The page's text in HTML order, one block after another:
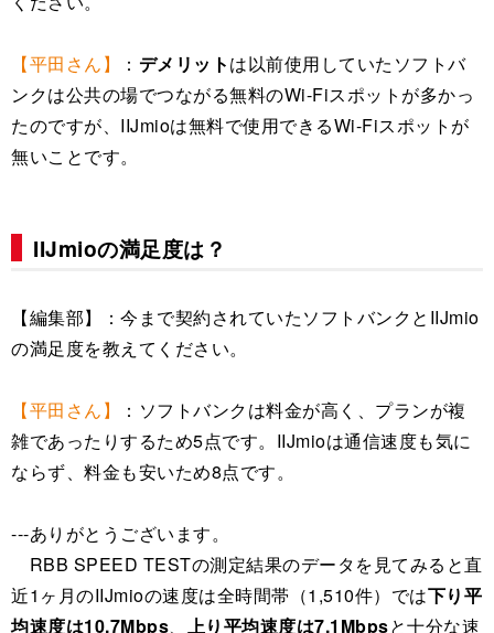
【平田さん】 ： デメリットは以前使用していたソフトバ
ンクは公共の場でつながる無料のWi-Fiスポットが多かっ
たのですが、IIJmioは無料で使用できるWi-Fiスポットが
無いことです。
IIJmioの満足度は？
【編集部】：今まで契約されていたソフトバンクとIIJmio
の満足度を教えてください。
【平田さん】
：ソフトバンクは料金が高く、プランが複
雑であったりするため5点です。IIJmioは通信速度も気に
ならず、料金も安いため8点です。
---ありがとうございます。
RBB SPEED TESTの測定結果のデータを見てみると直
近1ヶ月のIIJmioの速度は全時間帯（1,510件）では下り平
均速度は10.7Mbps
上り平均速度は7.1Mbpsと十分な速